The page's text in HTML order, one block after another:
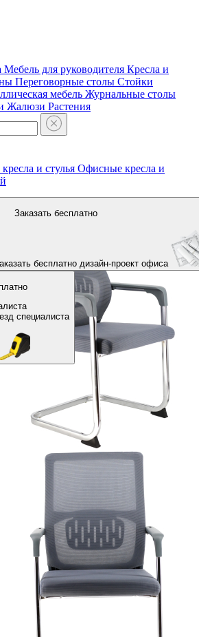
Мебель для руководителя Кресла и
Переговорные столы Стойки
мебель Журнальные столы
Жалюзи Растения
Заказать бесплатно
бесплатно дизайн-проект офиса
специалиста
и стулья Офисные кресла и